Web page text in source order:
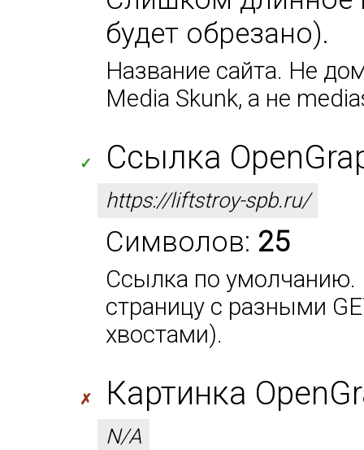
будет обрезано).
Название сайта. Не
Media Skunk, а не
✓ Ссылка
https://liftstroy-spb.ru/
Символов: 25
Ссылка по умолчанию.
страницу с разными
хвостами).
✗ Картинка
N/A